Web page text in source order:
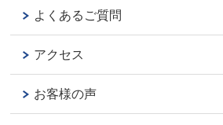
よくあるご質問
アクセス
お客様の声